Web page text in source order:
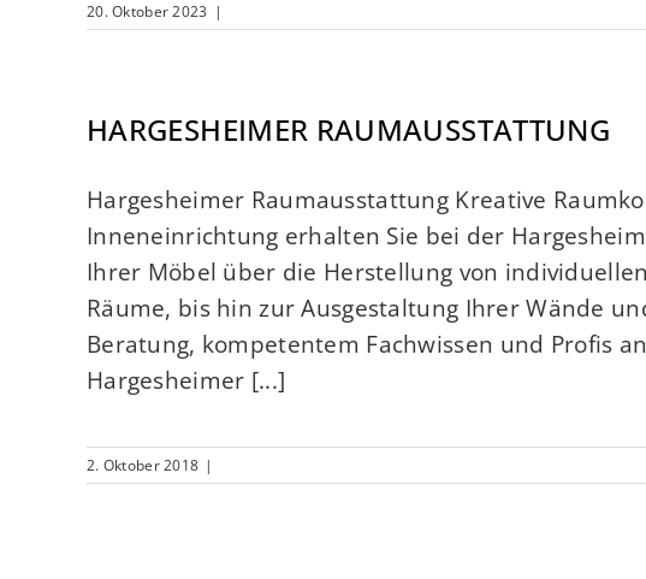
20. Oktober 2023 |
HARGESHEIMER RAUMAUSSTATTUNG
Hargesheimer Raumausstattung Kreative
Inneneinrichtung erhalten Sie bei der
Ihrer Möbel über die Herstellung von
Räume, bis hin zur Ausgestaltung Ihrer Wände
Beratung, kompetentem Fachwissen und Profis
Hargesheimer [...]
2. Oktober 2018 |